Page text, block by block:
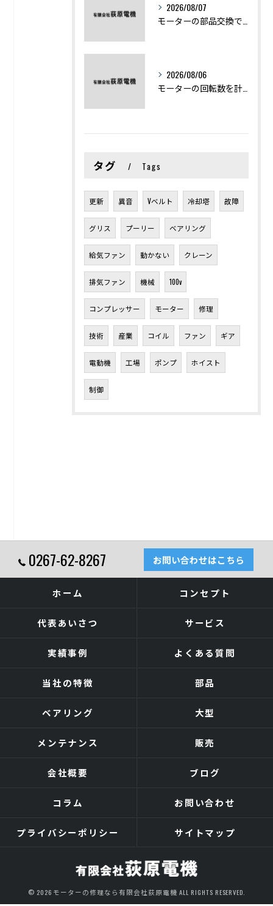
2026/08/07
2026/08/06
タグ Tags
更新 異音 Vベルト 冷却塔 故障
グリス プーリー ベアリング
給気ファン 動かない クレーン
排気ファン 機械 100v
コンプレッサー モーター 修理
技術 産業 コイル ファン ギア
電動機 工場 ポンプ ホイスト
制御
0267-62-8267 お問い合わせはこちら
ホーム コンセプト
代表あいさつ サービス
実績事例 よくある質問
当社の特徴 部品
ベアリング 大型
メンテナンス 販売
会社概要 ブログ
コラム お問い合わせ
プライバシーポリシー サイトマップ
© 2026 モーターの修理なら有限会社荻原電機 ALL RIGHTS RESERVED.